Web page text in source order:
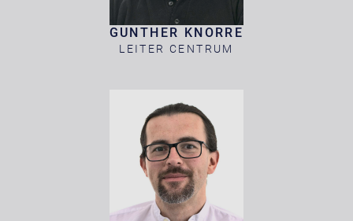
GUNTHER KNORRE
LEITER CENTRUM